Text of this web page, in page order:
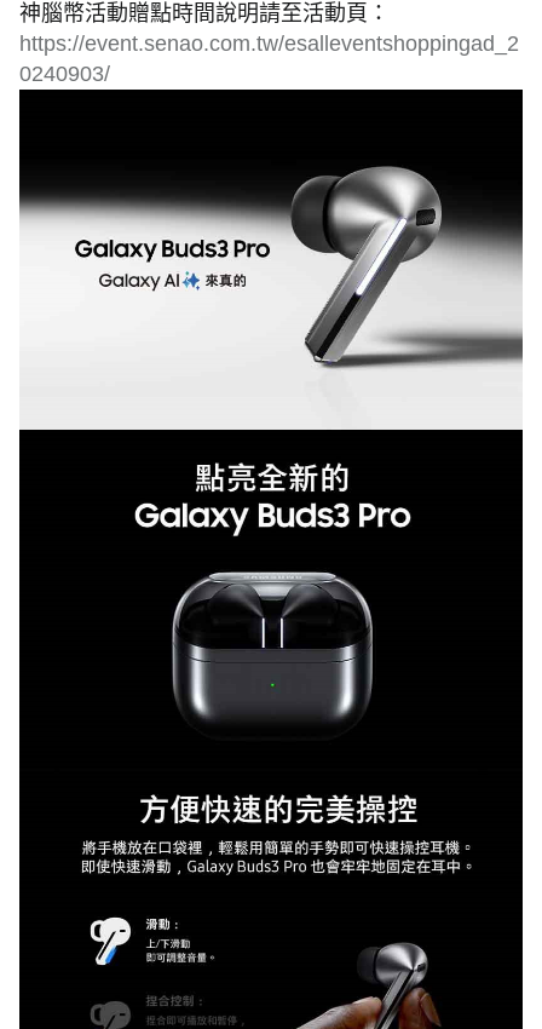
神腦幣活動贈點時間說明請至活動頁：
https://event.senao.com.tw/esalleventshoppingad_2
0240903/